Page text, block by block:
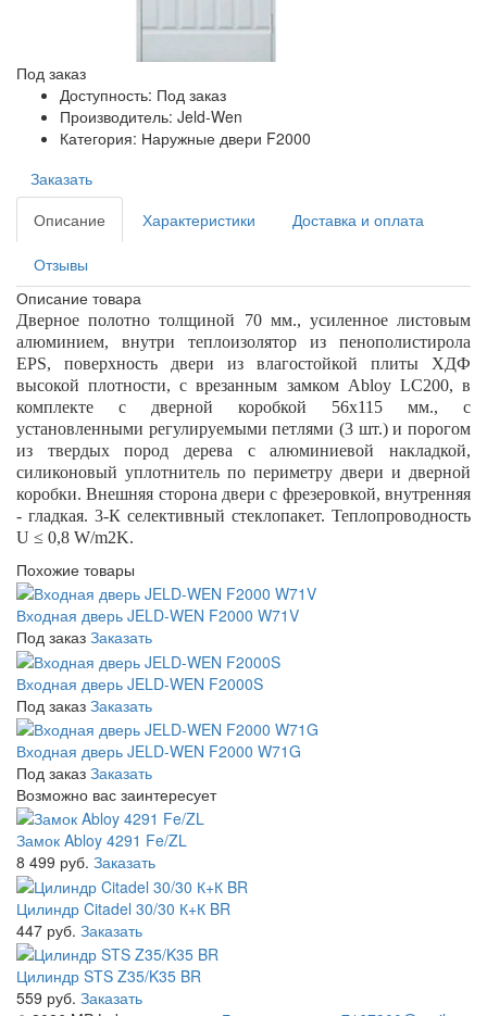
Под заказ
Доступность: Под заказ
Производитель: Jeld-Wen
Категория: Наружные двери F2000
Заказать
Описание
Характеристики Доставка и оплата
Отзывы
Описание товара
Дверное полотно толщиной 70 мм., усиленное листовым
алюминием, внутри теплоизолятор из пенополистирола
EPS, поверхность двери из влагостойкой плиты ХДФ
высокой плотности, с врезанным замком Abloy LC200, в
комплекте с дверной коробкой 56х115 мм., с
установленными регулируемыми петлями (3 шт.) и порогом
из твердых пород дерева с алюминиевой накладкой,
силиконовый уплотнитель по периметру двери и дверной
коробки. Внешняя сторона двери с фрезеровкой, внутренняя
- гладкая. 3-К селективный стеклопакет. Теплопроводность
U ≤ 0,8 W/m2K.
Похожие товары
Входная дверь JELD-WEN F2000 W71V
Под заказ Заказать
Входная дверь JELD-WEN F2000S
Под заказ Заказать
Входная дверь JELD-WEN F2000 W71G
Под заказ Заказать
Возможно вас заинтересует
Замок Abloy 4291 Fe/ZL
8 499 руб. Заказать
Цилиндр Citadel 30/30 К+К BR
447 руб. Заказать
Цилиндр STS Z35/K35 BR
559 руб. Заказать